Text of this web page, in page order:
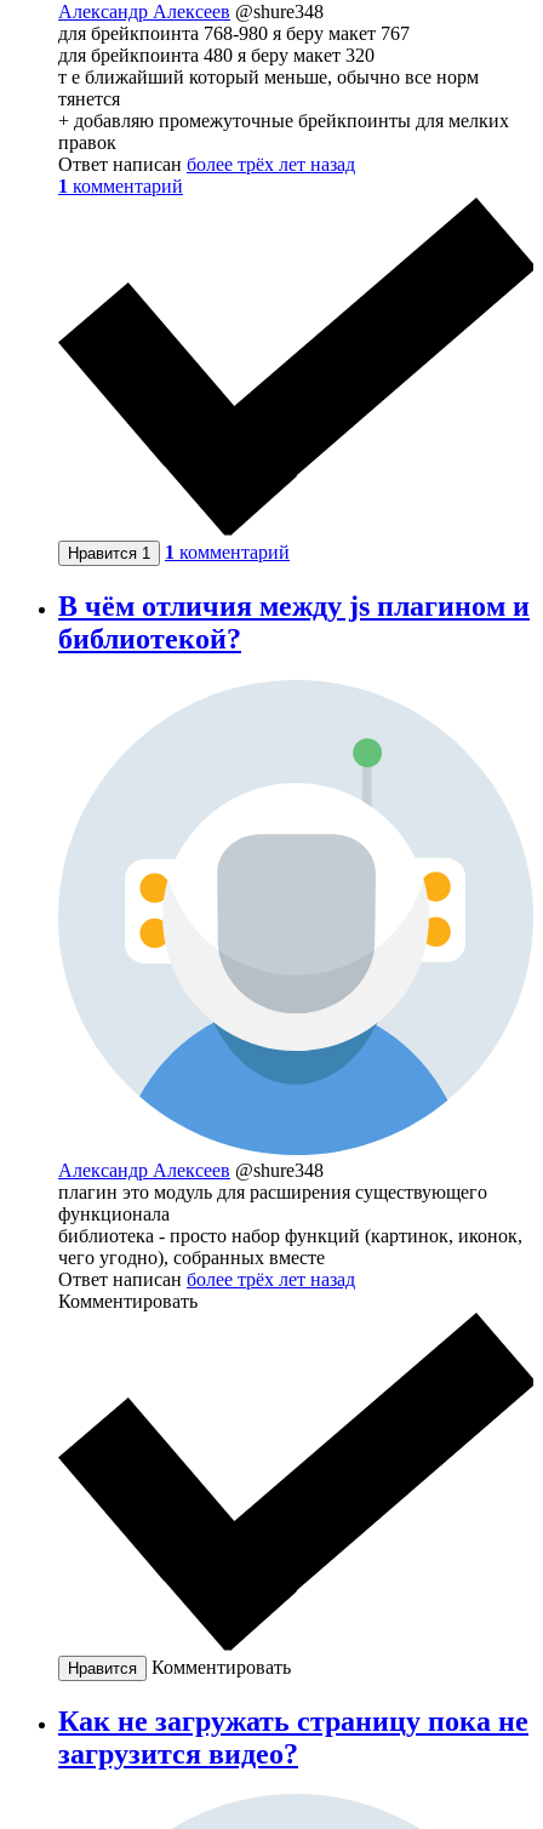
Александр Алексеев @shure348
для брейкпоинта 768-980 я беру макет 767
для брейкпоинта 480 я беру макет 320
т е ближайший который меньше, обычно все норм
тянется
+ добавляю промежуточные брейкпоинты для мелких
правок
Ответ написан более трёх лет назад
1 комментарий
Нравится 1 1 комментарий
В чём отличия между js плагином и
библиотекой?
Александр Алексеев @shure348
плагин это модуль для расширения существующего
функционала
библиотека - просто набор функций (картинок, иконок,
чего угодно), собранных вместе
Ответ написан более трёх лет назад
Комментировать
Нравится Комментировать
Как не загружать страницу пока не
загрузится видео?